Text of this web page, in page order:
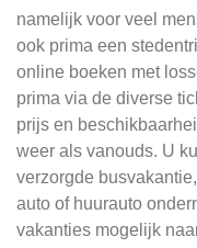
namelijk voor veel
ook prima een
online boeken met
prima via de diverse
prijs en
weer als vanouds. U
verzorgde
auto of huurauto
vakanties mogelijk